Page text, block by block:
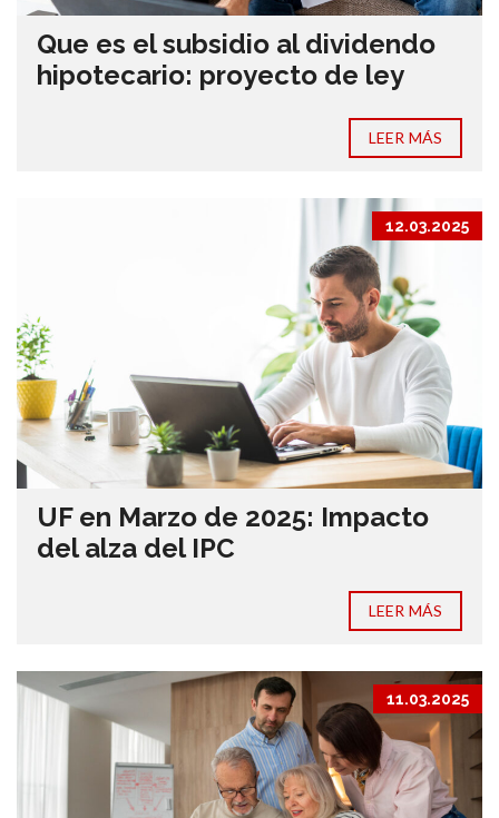
Que es el subsidio al dividendo
hipotecario: proyecto de ley
LEER MÁS
12.03.2025
UF en Marzo de 2025: Impacto
del alza del IPC
LEER MÁS
11.03.2025